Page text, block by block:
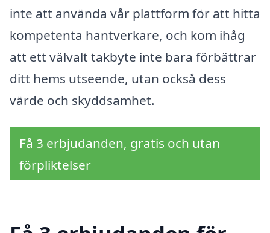
inte att använda vår plattform för att hitta
kompetenta hantverkare, och kom ihåg
att ett välvalt takbyte inte bara förbättrar
ditt hems utseende, utan också dess
värde och skyddsamhet.
Få 3 erbjudanden, gratis och utan
förpliktelser